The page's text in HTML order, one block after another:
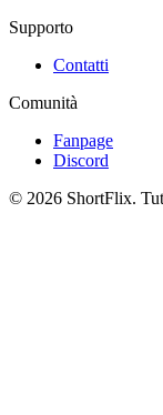
Supporto
Contatti
Comunità
Fanpage
Discord
© 2026 ShortFlix.